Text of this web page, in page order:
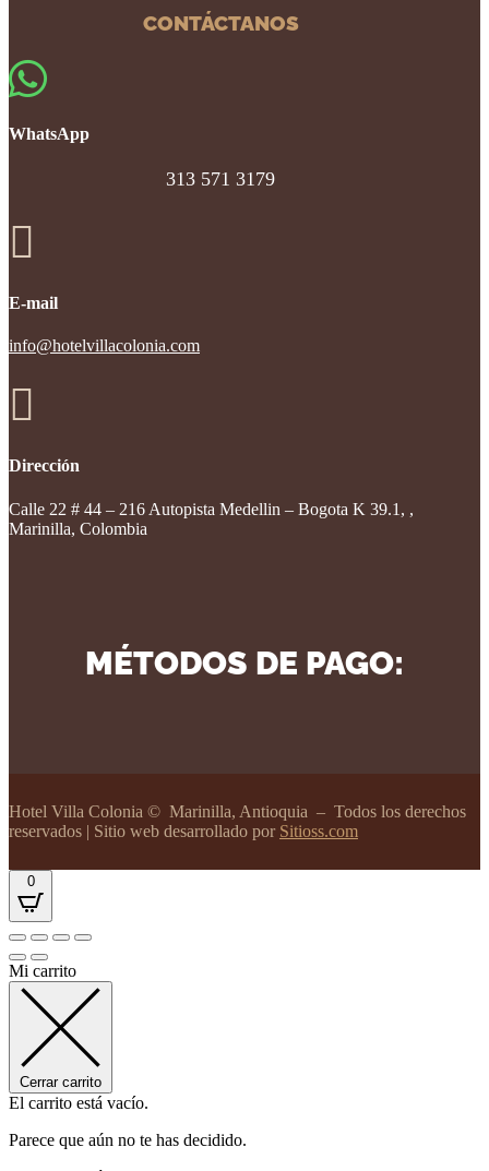
CONTÁCTANOS

WhatsApp
313 571 3179

E-mail
info@hotelvillacolonia.com

Dirección
Calle 22 # 44 – 216 Autopista Medellin – Bogota K 39.1, ,
Marinilla, Colombia
MÉTODOS DE PAGO:
Hotel Villa Colonia © Marinilla, Antioquia – Todos los derechos
reservados | Sitio web desarrollado por Sitioss.com
0
Mi carrito
Cerrar carrito
El carrito está vacío.
Parece que aún no te has decidido.